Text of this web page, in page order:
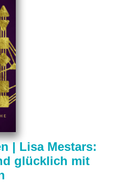
| Lisa Mestars:
glücklich mit